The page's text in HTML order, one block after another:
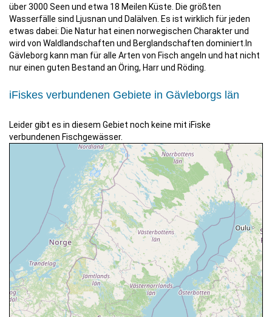
über 3000 Seen und etwa 18 Meilen Küste. Die größten
Wasserfälle sind Ljusnan und Dalälven. Es ist wirklich für jeden
etwas dabei: Die Natur hat einen norwegischen Charakter und
wird von Waldlandschaften und Berglandschaften dominiert.In
Gävleborg kann man für alle Arten von Fisch angeln und hat nicht
nur einen guten Bestand an Öring, Harr und Röding.
iFiskes verbundenen Gebiete in Gävleborgs län
Leider gibt es in diesem Gebiet noch keine mit iFiske
verbundenen Fischgewässer.